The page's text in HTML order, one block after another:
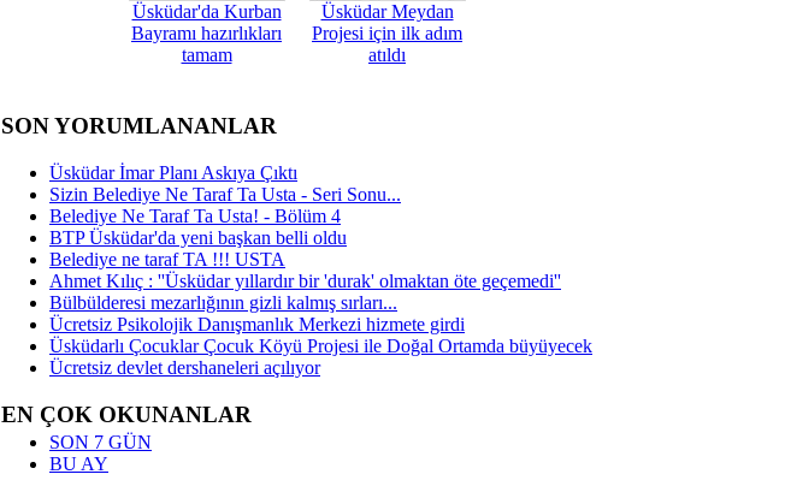
Üsküdar'da Kurban
Bayramı hazırlıkları
tamam
Üsküdar Meydan
Projesi için ilk adım
atıldı
SON YORUMLANANLAR
Üsküdar İmar Planı Askıya Çıktı
Sizin Belediye Ne Taraf Ta Usta - Seri Sonu...
Belediye Ne Taraf Ta Usta! - Bölüm 4
BTP Üsküdar'da yeni başkan belli oldu
Belediye ne taraf TA !!! USTA
Ahmet Kılıç : ''Üsküdar yıllardır bir 'durak' olmaktan öte geçemedi''
Bülbülderesi mezarlığının gizli kalmış sırları...
Ücretsiz Psikolojik Danışmanlık Merkezi hizmete girdi
Üsküdarlı Çocuklar Çocuk Köyü Projesi ile Doğal Ortamda büyüyecek
Ücretsiz devlet dershaneleri açılıyor
EN ÇOK OKUNANLAR
SON 7 GÜN
BU AY